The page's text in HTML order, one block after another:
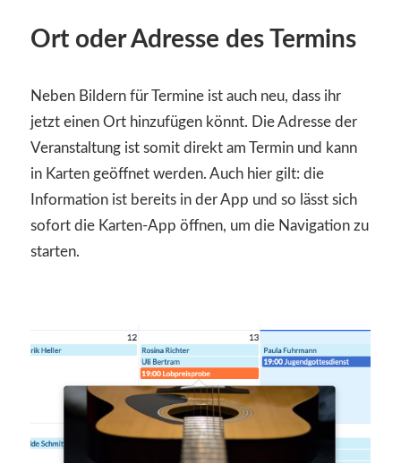
Ort oder Adresse des Termins
Neben Bildern für Termine ist auch neu, dass ihr
jetzt einen Ort hinzufügen könnt. Die Adresse der
Veranstaltung ist somit direkt am Termin und kann
in Karten geöffnet werden. Auch hier gilt: die
Information ist bereits in der App und so lässt sich
sofort die Karten-App öffnen, um die Navigation zu
starten.